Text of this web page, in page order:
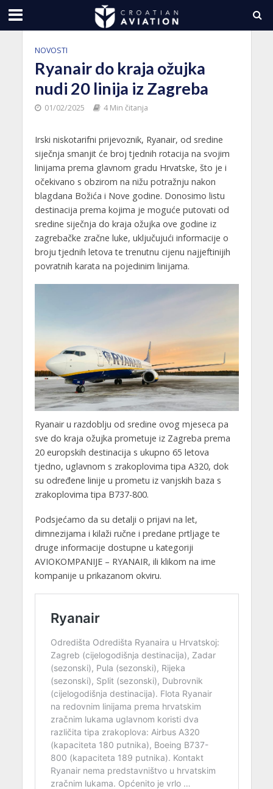
NOVOSTI
Ryanair do kraja ožujka
nudi 20 linija iz Zagreba
01/02/2025 4 Min čitanja
Irski niskotarifni prijevoznik, Ryanair, od sredine
siječnja smanjit će broj tjednih rotacija na svojim
linijama prema glavnom gradu Hrvatske, što je i
očekivano s obzirom na nižu potražnju nakon
blagdana Božića i Nove godine. Donosimo listu
destinacija prema kojima je moguće putovati od
sredine siječnja do kraja ožujka ove godine iz
zagrebačke zračne luke, uključujući informacije o
broju tjednih letova te trenutnu cijenu najjeftinijih
povratnih karata na pojedinim linijama.
Ryanair u razdoblju od sredine ovog mjeseca pa
sve do kraja ožujka prometuje iz Zagreba prema
20 europskih destinacija s ukupno 65 letova
tjedno, uglavnom s zrakoplovima tipa A320, dok
su određene linije u prometu iz vanjskih baza s
zrakoplovima tipa B737-800.
Podsjećamo da su detalji o prijavi na let,
dimnezijama i kilaži ručne i predane prtljage te
druge informacije dostupne u kategoriji
AVIOKOMPANIJE – RYANAIR, ili klikom na ime
kompanije u prikazanom okviru.